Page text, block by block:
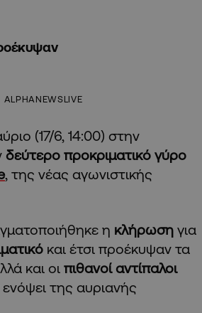
ALPHANEWSLIVE
(17/6, 14:00) στην
δεύτερο προκριματικό γύρο
, της νέας αγωνιστικής
η κλήρωση για
και έτσι προέκυψαν τα
και οι πιθανοί αντίπαλοι
της αυριανής